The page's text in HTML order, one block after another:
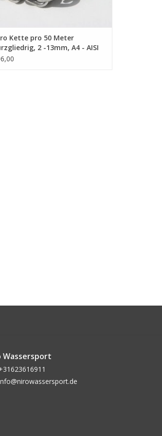
Kette pro 50 Meter
2 -13mm, A4 - AISI
Wassersport